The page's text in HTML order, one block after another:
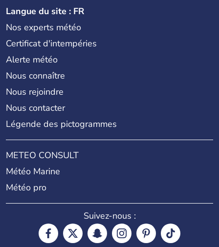
Langue du site : FR
Nos experts météo
Certificat d'intempéries
Alerte météo
Nous connaître
Nous rejoindre
Nous contacter
Légende des pictogrammes
METEO CONSULT
Météo Marine
Météo pro
Suivez-nous :